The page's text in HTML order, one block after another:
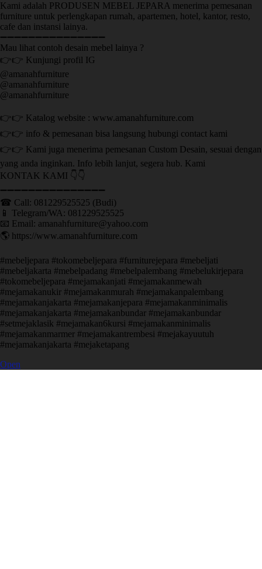
Kami adalah PRODUSEN MEBEL JEPARA menerima pemesanan
furniture untuk perlengkapan rumah, apartemen, hotel, kantor, resto,
cafe dan instansi lainya.
➖➖➖➖➖➖➖➖➖➖➖➖➖➖➖
Mau lihat contoh desain mebel lainya ?
👉👉 Kunjungi profil IG
@amanahfurniture
@amanahfurniture
@amanahfurniture
👉👉 Katalog website : www.amanahfurniture.com
👉👉 info & pemesanan bisa langsung hubungi contact kami
👉👉 Kami juga menerima pemesanan Custom Desain, sesuai dengan
yang anda inginkan. Info lebih lanjut, segera hub. Kami
KONTAK KAMI 👇👇
➖➖➖➖➖➖➖➖➖➖➖➖➖➖➖ ㅤ
☎ Call: 081229525525 (Budi)
📱 Telegram/WA: 081229525525
📧 Email: amanahfurniture@yahoo.com
🌎 https://www.amanahfurniture.com
#mebeljepara #tokomebeljepara #furniturejepara #mebeljati
#mebeljakarta #mebelpadang #mebelpalembang #mebelukirjepara
#tokomebeljepara #mejamakanjati #mejamakanmewah
#mejamakanukir #mejamakanmurah #mejamakanpalembang
#mejamakanjakarta #mejamakanjepara #mejamakanminimalis
#mejamakanjakarta #mejamakanbundar #mejamakanbundar
#setmejaklasik #mejamakan6kursi #mejamakanminimalis
#mejamakanmarmer #mejamakantrembesi #mejakayuutuh
#mejamakanjakarta #mejaketapang
Open